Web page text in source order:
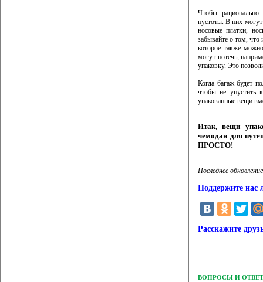
Чтобы рационально
пустоты. В них
носовые платки,
забывайте о том, что
которое также
могут потечь,
упаковку. Это
Когда багаж будет
чтобы не упустить
упакованные вещи
Итак, вещи
чемодан для
ПРОСТО!
Последнее
Поддержите нас
Расскажите
ВОПРОСЫ И